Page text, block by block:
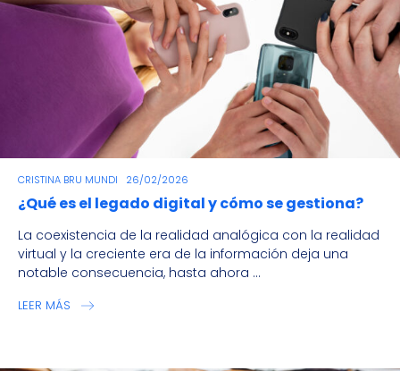
CRISTINA BRU MUNDI 26/02/2026
¿Qué es el legado digital y cómo se gestiona?
La coexistencia de la realidad analógica con la realidad
virtual y la creciente era de la información deja una
notable consecuencia, hasta ahora ...
LEER MÁS